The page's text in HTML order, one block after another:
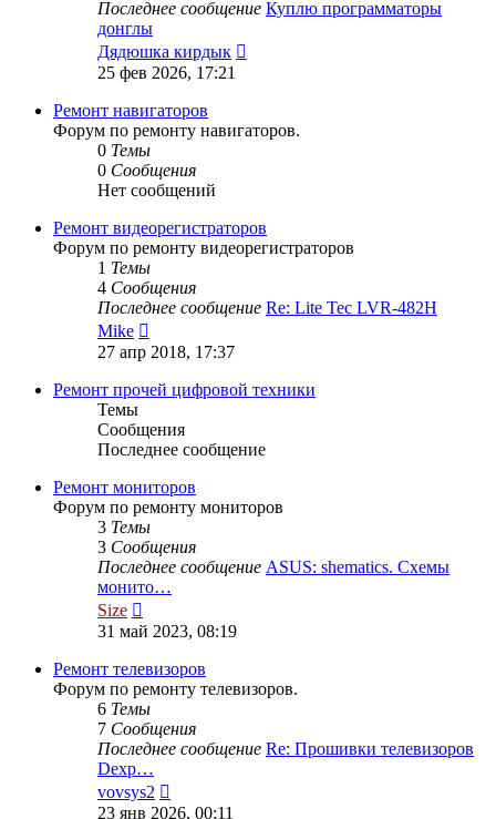
Последнее сообщение Куплю программаторы
донглы
Дядюшка кирдык
25 фев 2026, 17:21
Ремонт навигаторов
Форум по ремонту навигаторов.
0 Темы
0 Сообщения
Нет сообщений
Ремонт видеорегистраторов
Форум по ремонту видеорегистраторов
1 Темы
4 Сообщения
Последнее сообщение Re: Lite Tec LVR-482H
Mike
к
сообщению
27 апр 2018, 17:37
Ремонт прочей цифровой техники
Темы
Сообщения
Последнее сообщение
Ремонт мониторов
Форум по ремонту мониторов
3 Темы
3 Сообщения
Последнее сообщение ASUS: shematics. Схемы
монито…
Size
к
сообщению
31 май 2023, 08:19
Ремонт телевизоров
Форум по ремонту телевизоров.
6 Темы
7 Сообщения
Последнее сообщение Re: Прошивки телевизоров
Dexp…
vovsys2
к
23 янв 2026, 00:11